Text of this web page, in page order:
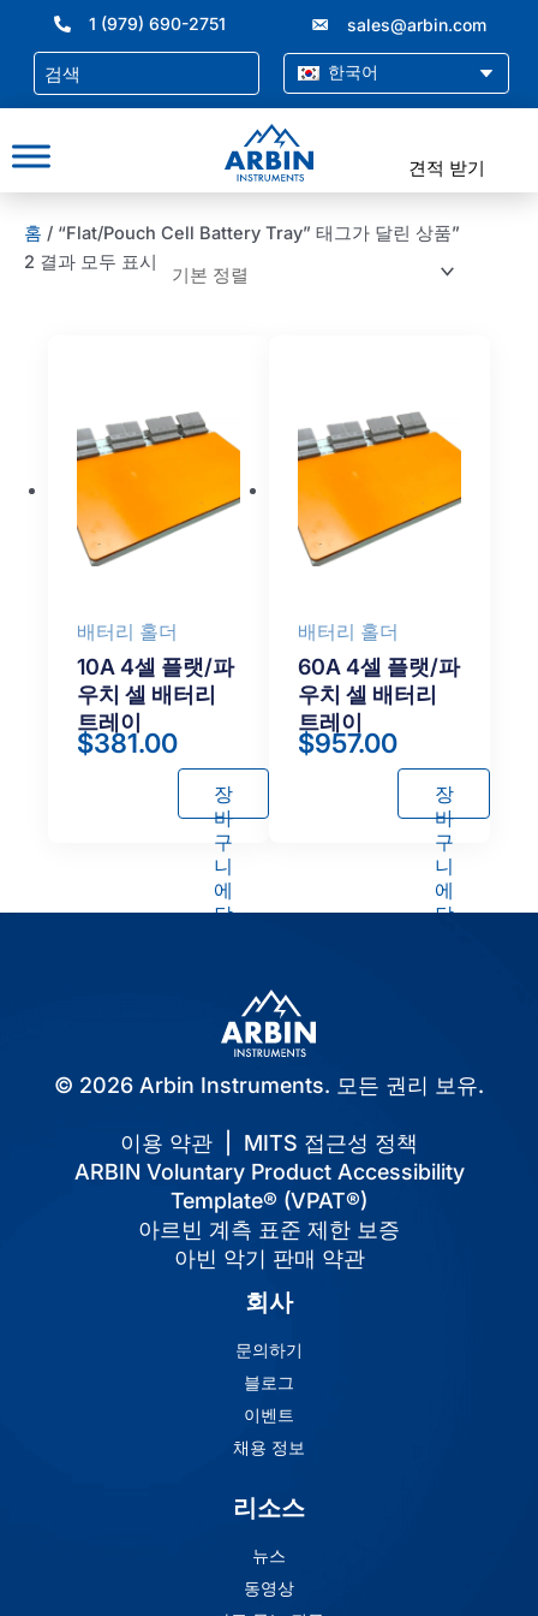
너
1 (979) 690-2751 sales@arbin.com
한국어
견적 받기
홈 / “Flat/Pouch Cell Battery Tray” 태그가 달린 상품”
2 결과 모두 표시
배터리 홀더
10A 4셀 플랫/파
우치 셀 배터리
트레이
$381.00
장
바
구
니
에
담
배터리 홀더
60A 4셀 플랫/파
우치 셀 배터리
트레이
$957.00
장
바
구
니
에
담
© 2026 Arbin Instruments. 모든 권리 보유.
이용 약관
MITS 접근성 정책
ARBIN Voluntary Product Accessibility
Template® (VPAT®)
아르빈 계측 표준 제한 보증
아빈 악기 판매 약관
회사
문의하기
블로그
이벤트
채용 정보
리소스
뉴스
동영상